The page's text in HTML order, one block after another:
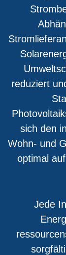
reduziert
sich den
Wohn- und
optimal
Jede